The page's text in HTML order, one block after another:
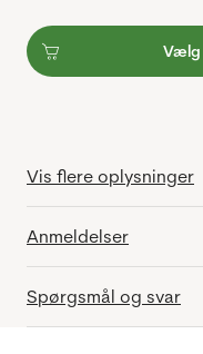
Vælg
Vis flere oplysninger
Anmeldelser
Spørgsmål og svar